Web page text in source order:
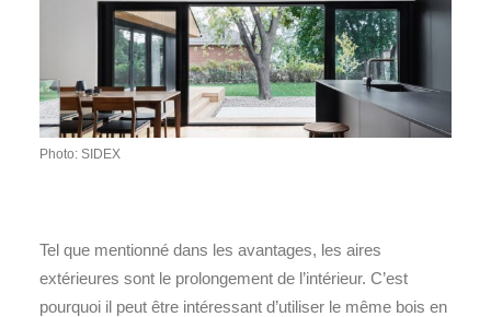
Photo: SIDEX
Tel que mentionné dans les avantages, les aires
extérieures sont le prolongement de l’intérieur. C’est
pourquoi il peut être intéressant d’utiliser le même bois en